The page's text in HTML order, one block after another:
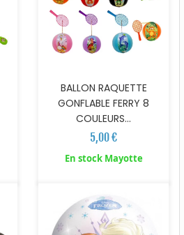
BALLON RAQUETTE
GONFLABLE FERRY 8
COULEURS...
5,00 €
En stock Mayotte